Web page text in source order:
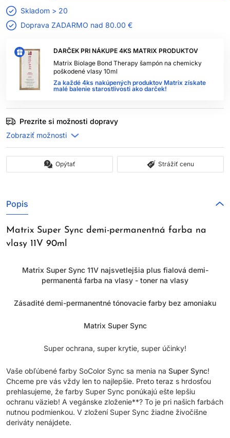
DARČEK PRI NÁKUPE 4KS MATRIX PRODUKTOV
Matrix Biolage Bond Therapy šampón na chemicky
poškodené vlasy 10ml
Za každé 4ks nakúpených produktov Matrix získate
malé balenie starostlivosti ako darček!
Skladom > 20
Doprava ZADARMO nad 80.00 €
Prezrite si možnosti dopravy
Opýtať Strážiť cenu
Popis
Matrix Super Sync demi-permanentná farba na
vlasy 11V 90ml
Matrix Super Sync 11V najsvetlejšia plus fialová demi-
permanentá farba na vlasy - toner na vlasy
Zásadité demi-permanentné tónovacie farby bez amoniaku
Matrix Super Sync
Super ochrana, super krytie, super účinky!
Vaše obľúbené farby SoColor Sync sa menia na Super Sync!
Chceme pre vás vždy len to najlepšie. Preto teraz s hrdosťou
prehlasujeme, že farby Super Sync ponúkajú ešte lepšiu
ochranu väzieb! A vegánske zloženie**? To je pri našich farbách
nutnou podmienkou. V zložení Super Sync žiadne živočíšne
deriváty nenájdete.